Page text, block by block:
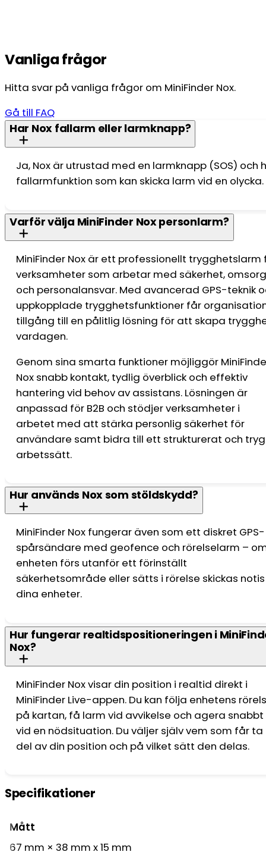
Vanliga frågor
Hitta svar på vanliga frågor om MiniFinder Nox.
Gå till FAQ
Har Nox fallarm eller larmknapp?
Ja, Nox är utrustad med en larmknapp (SOS) och
fallarmfunktion som kan skicka larm vid en olycka.
Varför välja MiniFinder Nox personlarm?
MiniFinder Nox är ett professionellt trygghetslarm
verksamheter som arbetar med säkerhet,
och personalansvar. Med avancerad GPS-teknik
uppkopplade trygghetsfunktioner får
tillgång till en pålitlig lösning för att skapa
vardagen.
Genom sina smarta funktioner möjliggör
Nox snabb kontakt, tydlig överblick och effektiv
hantering vid behov av assistans. Lösningen är
anpassad för B2B och stödjer verksamheter i
arbetet med att stärka personlig säkerhet för
användare samt bidra till ett strukturerat och
arbetssätt.
Hur används Nox som stöldskydd?
MiniFinder Nox fungerar även som ett diskret GPS-
spårsändare med geofence och rörelselarm –
enheten förs utanför ett förinställt
säkerhetsområde eller sätts i rörelse skickas
dina enheter.
Hur fungerar realtidspositioneringen i
Nox?
MiniFinder Nox visar din position i realtid direkt i
MiniFinder Live-appen. Du kan följa enhetens
på kartan, få larm vid avvikelse och agera snabbt
vid en nödsituation. Du väljer själv vem som får ta
del av din position och på vilket sätt den delas.
Specifikationer
Mått
67 mm × 38 mm x 15 mm